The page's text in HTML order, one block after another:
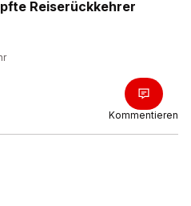
Reiserückkehrer
Kommentieren